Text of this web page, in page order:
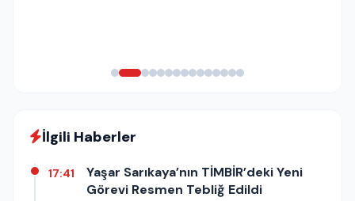
İlgili Haberler
17:41
Yaşar Sarıkaya’nın TİMBİR’deki Yeni
Görevi Resmen Tebliğ Edildi